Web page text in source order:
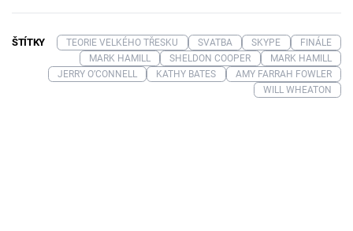
ŠTÍTKY TEORIE VELKÉHO TŘESKU SVATBA SKYPE
FINÁLE
MARK HAMILL
SHELDON COOPER
MARK HAMILL
JERRY O’CONNELL
KATHY BATES
AMY FARRAH FOWLER
WILL WHEATON